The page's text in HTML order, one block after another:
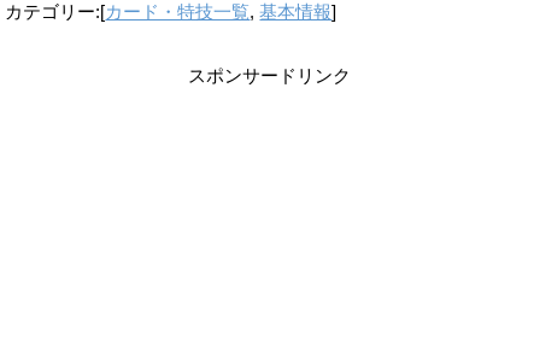
カテゴリー:[カード・特技一覧,基本情報]
スポンサードリンク